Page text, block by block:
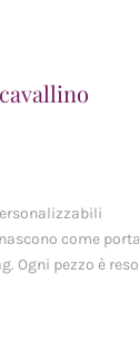
come
Ogni pezzo è